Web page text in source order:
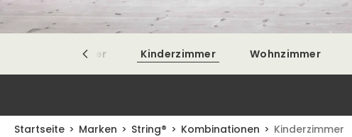
Badezimmer Kinderzimmer Wohnzimmer
Startseite Marken String® Kombinationen Kinderzimmer